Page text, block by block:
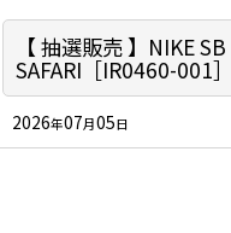
【 抽選販売 】NIKE
SAFARI［IR0460-001］
2026年07月05日